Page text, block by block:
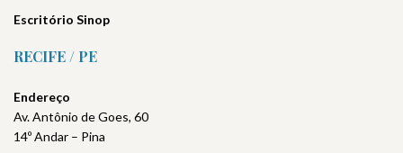
Escritório Sinop
RECIFE / PE
Endereço
Av. Antônio de Goes, 60
14º Andar – Pina